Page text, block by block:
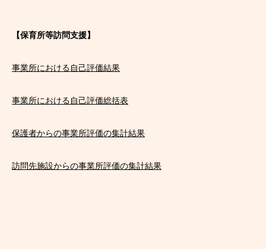
【保育所等訪問支援】
事業所における自己評価結果
事業所における自己評価総括表
保護者からの事業所評価の集計結果
訪問先施設からの事業所評価の集計結果